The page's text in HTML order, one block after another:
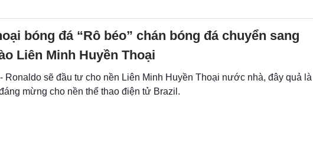
bóng đá “Rô béo” chán bóng đá chuyển sang
Liên Minh Huyền Thoại
Ronaldo sẽ đầu tư cho nền Liên Minh Huyền Thoại nước nhà, đây quả là
mừng cho nền thể thao điện tử Brazil.